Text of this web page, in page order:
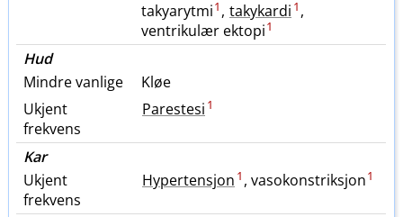
takyarytmi1 , takykardi 1 ,
ventrikulær ektopi1
Hud
Mindre vanlige
Kløe
Ukjent
frekvens
Parestesi 1
Kar
Ukjent
frekvens
Hypertensjon 1 , vasokonstriksjon1